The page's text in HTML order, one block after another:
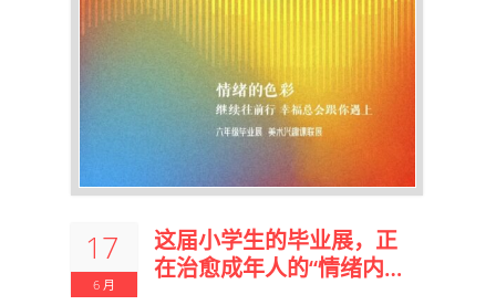
17
6 月
这届小学生的毕业展，正
在治愈成年人的“情绪内